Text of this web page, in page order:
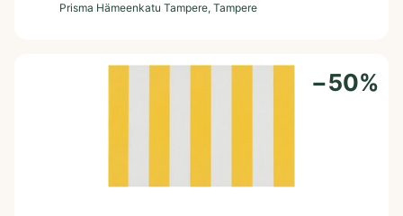
Prisma Hämeenkatu Tampere, Tampere
−50%